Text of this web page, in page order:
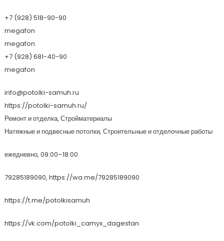
+7 (928) 518-90-90
megafon
megafon
+7 (928) 681-40-90
megafon
info@potolki-samuh.ru
https://potolki-samuh.ru/
Ремонт и отделка, Стройматериалы
Натяжные и подвесные потолки, Строительные и отделочные работы
ежедневно, 09:00–18:00
79285189090, https://wa.me/79285189090
https://t.me/potolkisamuh
https://vk.com/potolki_camyx_dagestan